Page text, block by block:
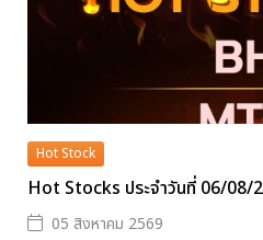
Hot Stock
Hot Stocks ประจำวันที่ 06/08/
05 สิงหาคม 2569